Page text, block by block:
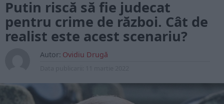
Putin riscă să fie judecat
pentru crime de război. Cât de
realist este acest scenariu?
Autor: Ovidiu Drugă